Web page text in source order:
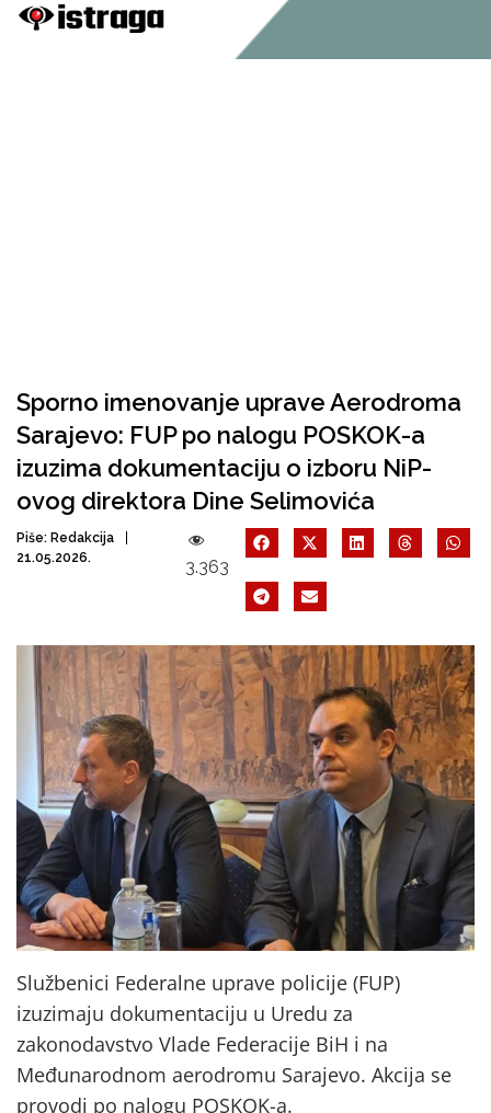
Sporno imenovanje uprave Aerodroma
Sarajevo: FUP po nalogu POSKOK-a
izuzima dokumentaciju o izboru NiP-
ovog direktora Dine Selimovića
Piše: Redakcija
21.05.2026.
3.363
Službenici Federalne uprave policije (FUP)
izuzimaju dokumentaciju u Uredu za
zakonodavstvo Vlade Federacije BiH i na
Međunarodnom aerodromu Sarajevo. Akcija se
provodi po nalogu POSKOK-a.